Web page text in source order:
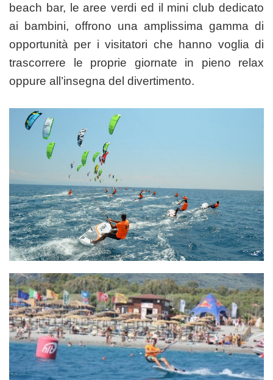
beach bar, le aree verdi ed il mini club dedicato
ai bambini, offrono una amplissima gamma di
opportunità per i visitatori che hanno voglia di
trascorrere le proprie giornate in pieno relax
oppure all’insegna del divertimento.